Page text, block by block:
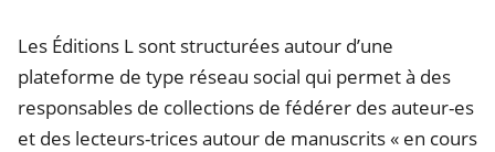
Les Éditions L sont structurées autour d’une
plateforme de type réseau social qui permet à des
responsables de collections de fédérer des auteur-es
et des lecteurs-trices autour de manuscrits « en cours